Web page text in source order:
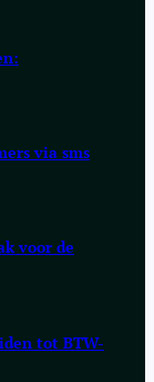
via sms
voor de
tot BTW-